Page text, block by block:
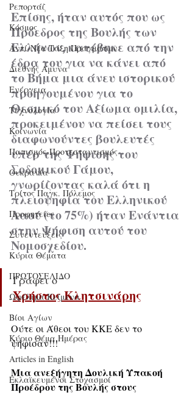
Ρεπορτάζ
Κόσμος
Αντί-Νέα Τάξη Πραγμάτων
Διεθνής Άμυνα
Ενέργεια
Τεχνολογία
Κοινωνία
Παπισμός-Προτεσταντισμός
Ουκρανία
Τρίτος Παγκ. Πόλεμος
Προφητείες
Συνεντεύξεις
Κύρια Θέματα
ΠΡΩΤΟΣΕΛΙΔΟ
Ωφέλιμα Κείμενα
Βίοι Αγίων
Κύριο Θέμα Ημέρας
Articles in English
Εκλαϊκευμένοι Στοχασμοί
Eπίσης, ήταν αυτός που ως
Πρόεδρος της Βουλής των
Ελλήνων, κατέβηκε από την
έδρα του για να κάνει από
το Βήμα μια άνευ ιστορικού
προηγουμένου για το
Θεσμικό του Αξίωμα ομιλία,
προκειμένου να πείσει τους
διαφωνούντες βουλευτές
υπέρ της Ψήφισης του
Σοδομικού Γάμου,
γνωρίζοντας καλά ότι η
πλειοψηφία του Ελληνικού
Λαού (το 75%) ήταν Ενάντια
στην Ψήφιση αυτού του
Νομοσχεδίου.
Γράφει ο
Χρήστος Κλητσινάρης
Ούτε οι Άθεοι του ΚΚΕ δεν το
ψήφισαν!!!
Μια ανεξήγητη Δουλική Υπακοή
Προέδρου της Βουλής στους